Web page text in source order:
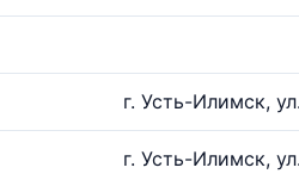
г. Усть-Илимск,
г. Усть-Илимск,